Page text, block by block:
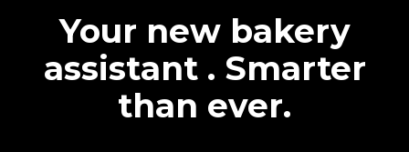
Your new bakery
assistant . Smarter
than ever.